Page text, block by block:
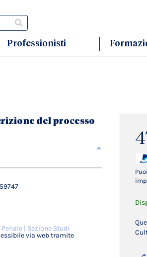
Professionisti
del processo
| Sezione Studi
via web tramite